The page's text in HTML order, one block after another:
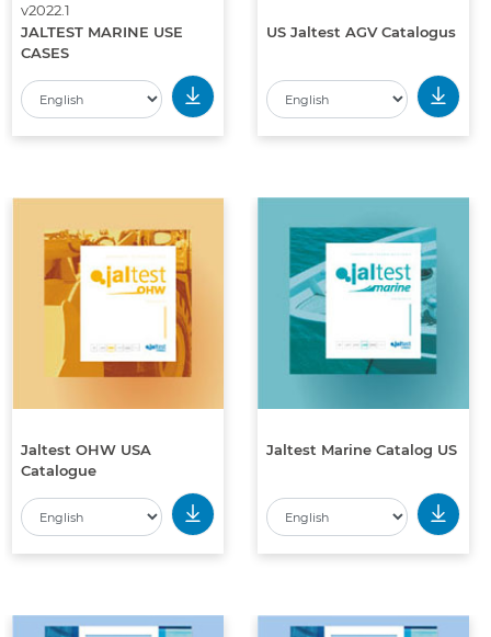
v2022.1
JALTEST MARINE USE
CASES
US Jaltest AGV Catalogus
Jaltest OHW USA
Catalogue
Jaltest Marine Catalog US